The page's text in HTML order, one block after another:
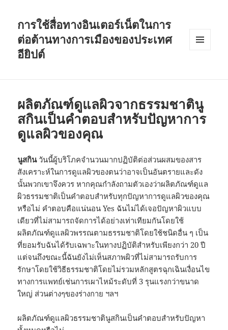
การใช้สื่อทางอินเตอร์เน็ตในการ
ต่อต้านทางการเมืองของประเทศ
อียิปต์
ผลิตภัณฑ์ดูแลผิวจากธรรมชาตินู
สกินเป็นคำตอบสำหรับปัญหาการ
ดูแลผิวของคุณ
นูสกินวันนี้ผู้บริโภคจำนวนมากปฏิบัติต่อส่วนผสมของสาร
สังเคราะห์ในการดูแลผิวของตนว่าอาจเป็นอันตรายและดัง
นั้นพวกเขาจึงควร หากคุณกำลังถามตัวเองว่าผลิตภัณฑ์ดูแล
ผิวธรรมชาติเป็นคำตอบสำหรับทุกปัญหาการดูแลผิวของคุณ
หรือไม่ คำตอบคือแน่นอน Yes ฉันไม่ได้เจอปัญหาผิวแบบ
เดียวที่ไม่สามารถจัดการได้อย่างเท่าเทียมกันโดยใช้
ผลิตภัณฑ์ดูแลผิวพรรณตามธรรมชาติโดยใช้ชนิดอื่น ๆ เป็น
ที่ยอมรับฉันได้รับเฉพาะในทางปฏิบัติสำหรับเพียงกว่า 20 ปี
แต่จนถึงขณะนี้ฉันยังไม่เห็นสภาพผิวที่ไม่สามารถรับการ
รักษาโดยใช้วิธีธรรมชาติโดยไม่รวมหลักสูตรฉุกเฉินเงื่อนไข
ทางการแพทย์เช่นการเผาไหม้ระดับที่ 3 รุนแรงกว่าขนาด
ใหญ่ ส่วนต่างๆของร่างกาย ฯลฯ
ผลิตภัณฑ์ดูแลผิวธรรมชาตินูสกินเป็นคำตอบสำหรับปัญหา